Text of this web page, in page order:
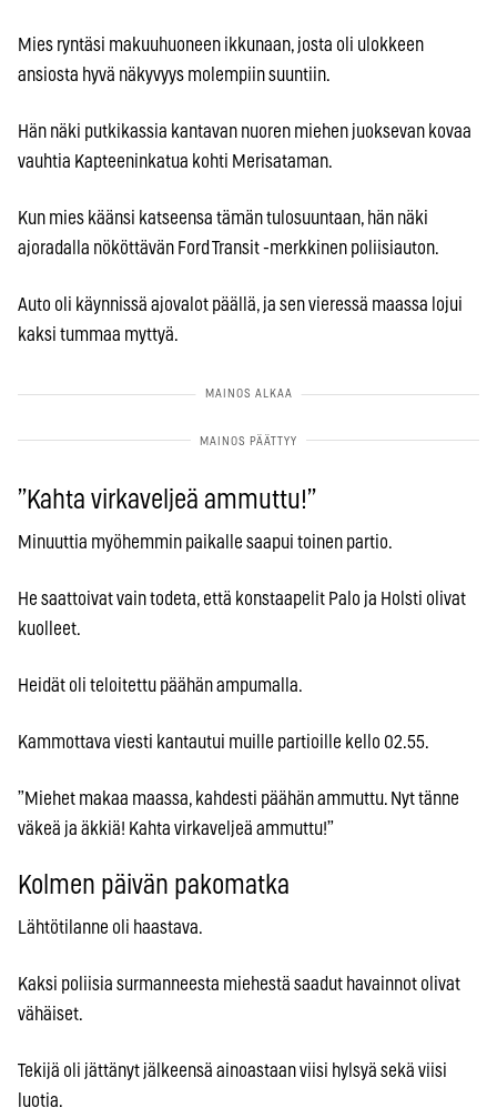
Mies ryntäsi makuuhuoneen ikkunaan, josta oli ulokkeen
ansiosta hyvä näkyvyys molempiin suuntiin.
Hän näki putkikassia kantavan nuoren miehen juoksevan kovaa
vauhtia Kapteeninkatua kohti Merisataman.
Kun mies käänsi katseensa tämän tulosuuntaan, hän näki
ajoradalla nököttävän Ford Transit -merkkinen poliisiauton.
Auto oli käynnissä ajovalot päällä, ja sen vieressä maassa lojui
kaksi tummaa myttyä.
”Kahta virkaveljeä ammuttu!”
Minuuttia myöhemmin paikalle saapui toinen partio.
He saattoivat vain todeta, että konstaapelit Palo ja Holsti olivat
kuolleet.
Heidät oli teloitettu päähän ampumalla.
Kammottava viesti kantautui muille partioille kello 02.55.
”Miehet makaa maassa, kahdesti päähän ammuttu. Nyt tänne
väkeä ja äkkiä! Kahta virkaveljeä ammuttu!”
Kolmen päivän pakomatka
Lähtötilanne oli haastava.
Kaksi poliisia surmanneesta miehestä saadut havainnot olivat
vähäiset.
Tekijä oli jättänyt jälkeensä ainoastaan viisi hylsyä sekä viisi
luotia.